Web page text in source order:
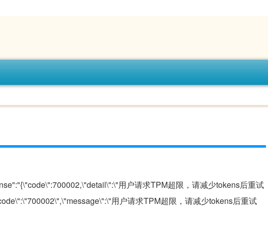
用户请求TPM超限，请减少tokens后重试
用户请求TPM超限，请减少tokens后重试